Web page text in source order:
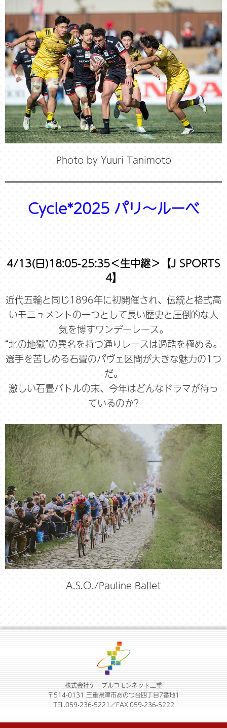
Photo by Yuuri Tanimoto
Cycle*2025 パリ～ルーべ
4/13(日)18:05-25:35＜生中継＞【J SPORTS
4】
近代五輪と同じ1896年に初開催され、伝統と格式高
いモニュメントの一つとして長い歴史と圧倒的な人
気を博すワンデーレース。
“北の地獄”の異名を持つ通りレースは過酷を極める。
選手を苦しめる石畳のパヴェ区間が大きな魅力の1つ
だ。
激しい石畳バトルの末、今年はどんなドラマが待っ
ているのか?
A.S.O./Pauline Ballet
株式会社ケーブルコモンネット三重
〒514-0131 三重県津市あのつ台四丁目7番地1
TEL.059-236-5221／FAX.059-236-5222